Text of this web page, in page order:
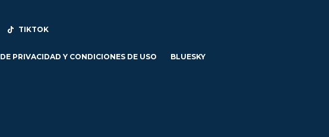
TIKTOK
PRIVACIDAD Y CONDICIONES DE USO BLUESKY